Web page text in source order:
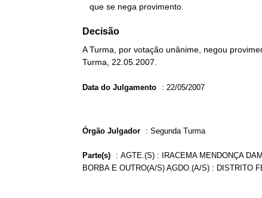
   que se nega provimento.
Decisão
A Turma, por votação unânime, negou
Turma, 22.05.2007.
Data do Julgamento : 22/05/2007
Órgão Julgador : Segunda Turma
Parte(s) : AGTE.(S) : IRACEMA MENDONÇA
BORBA E OUTRO(A/S) AGDO.(A/S) : DISTRITO